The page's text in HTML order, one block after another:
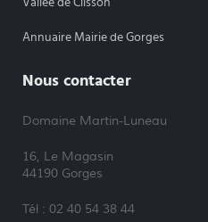
Vallée de Clisson
Annuaire Mairie de Gorges
Nous contacter
Domaine Martin-Luneau
16, Le Magasin
44190 Gorges
Tél : 02 40 54 38 44